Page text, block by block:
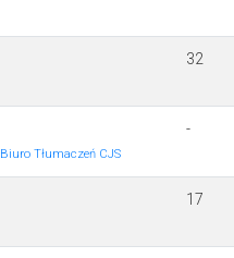
32
Biuro Tłumaczeń CJS
-
17